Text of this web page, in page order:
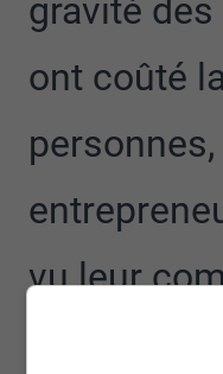
gravité
ont coûté
vu leur